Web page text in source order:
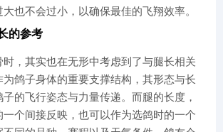
也不会过小，以确保最佳的飞翔效率。
的参考
，其实也在无形中考虑到了与腿长相关
为鸽子身体的重要支撑结构，其形态与长
的飞行姿态与力量传递。而腿的长度，
个间接反映，也可以作为选鸽时的一个